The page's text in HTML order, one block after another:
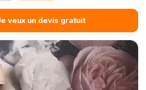
veux un devis gratuit